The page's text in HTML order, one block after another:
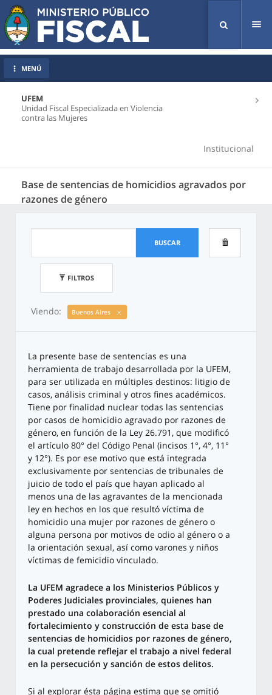
UFEM
Unidad Fiscal Especializada en Violencia
contra las Mujeres
Institucional
Base de sentencias de homicidios agravados por
razones de género
MENÚ
BUSCAR
FILTROS
Viendo: Buenos Aires
La presente base de sentencias es una
herramienta de trabajo desarrollada por la UFEM,
para ser utilizada en múltiples destinos: litigio de
casos, análisis criminal y otros fines académicos.
Tiene por finalidad nuclear todas las sentencias
por casos de homicidio agravado por razones de
género, en función de la Ley 26.791, que modificó
el artículo 80° del Código Penal (incisos 1°, 4°, 11°
y 12°). Es por ese motivo que está integrada
exclusivamente por sentencias de tribunales de
juicio de todo el país que hayan aplicado al
menos una de las agravantes de la mencionada
ley en hechos en los que resultó víctima de
homicidio una mujer por razones de género o
alguna persona por motivos de odio al género o a
la orientación sexual, así como varones y niños
víctimas de femicidio vinculado.
La UFEM agradece a los Ministerios Públicos y
Poderes Judiciales provinciales, quienes han
prestado una colaboración esencial al
fortalecimiento y construcción de esta base de
sentencias de homicidios por razones de género,
la cual pretende reflejar el trabajo a nivel federal
en la persecución y sanción de estos delitos.
Si al explorar ésta página estima que se omitió